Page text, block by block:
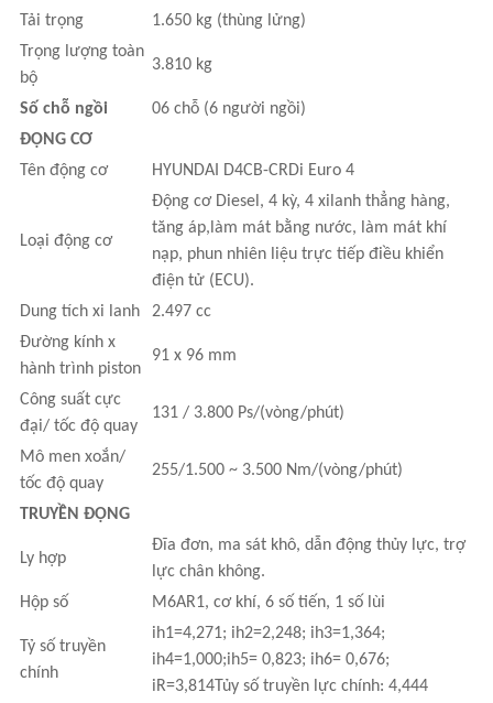
Tải trọng
1.650 kg (thùng lửng)
Trọng lượng toàn
bộ
3.810 kg
Số chỗ ngồi
06 chỗ (6 người ngồi)
ĐỘNG CƠ
Tên động cơ
HYUNDAI D4CB-CRDi Euro 4
Loại động cơ
Động cơ Diesel, 4 kỳ, 4 xilanh thẳng hàng,
tăng áp,làm mát bằng nước, làm mát khí
nạp, phun nhiên liệu trực tiếp điều khiển
điện tử (ECU).
Dung tích xi lanh
2.497 cc
Đường kính x
hành trình piston
91 x 96 mm
Công suất cực
đại/ tốc độ quay
131 / 3.800 Ps/(vòng/phút)
Mô men xoắn/
tốc độ quay
255/1.500 ~ 3.500 Nm/(vòng/phút)
TRUYỀN ĐỘNG
Ly hợp
Đĩa đơn, ma sát khô, dẫn động thủy lực, trợ
lực chân không.
Hộp số
M6AR1, cơ khí, 6 số tiến, 1 số lùi
Tỷ số truyền
chính
ih1=4,271; ih2=2,248; ih3=1,364;
ih4=1,000;ih5= 0,823; ih6= 0,676;
iR=3,814Tủy số truyền lực chính: 4,444